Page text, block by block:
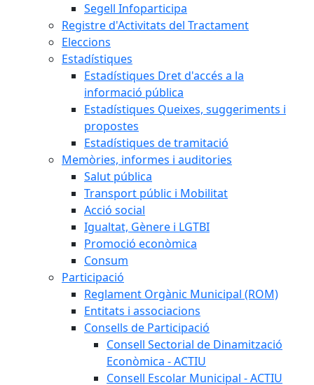
Segell Infoparticipa
Registre d'Activitats del Tractament
Eleccions
Estadístiques
Estadístiques Dret d'accés a la
informació pública
Estadístiques Queixes, suggeriments i
propostes
Estadístiques de tramitació
Memòries, informes i auditories
Salut pública
Transport públic i Mobilitat
Acció social
Igualtat, Gènere i LGTBI
Promoció econòmica
Consum
Participació
Reglament Orgànic Municipal (ROM)
Entitats i associacions
Consells de Participació
Consell Sectorial de Dinamització
Econòmica - ACTIU
Consell Escolar Municipal - ACTIU